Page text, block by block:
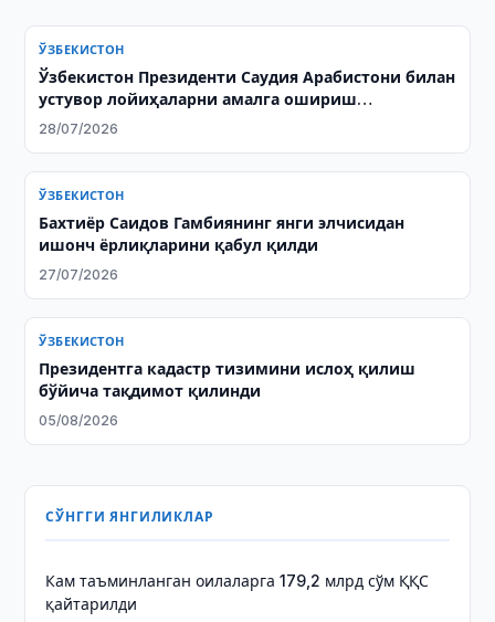
ЎЗБЕКИСТОН
Ўзбекистон Президенти Саудия Арабистони билан
устувор лойиҳаларни амалга ошириш
масалаларини муҳокама қилди
28/07/2026
ЎЗБЕКИСТОН
Бахтиёр Саидов Гамбиянинг янги элчисидан
ишонч ёрлиқларини қабул қилди
27/07/2026
ЎЗБЕКИСТОН
Президентга кадастр тизимини ислоҳ қилиш
бўйича тақдимот қилинди
05/08/2026
СЎНГГИ ЯНГИЛИКЛАР
Кам таъминланган оилаларга 179,2 млрд сўм ҚҚС
қайтарилди